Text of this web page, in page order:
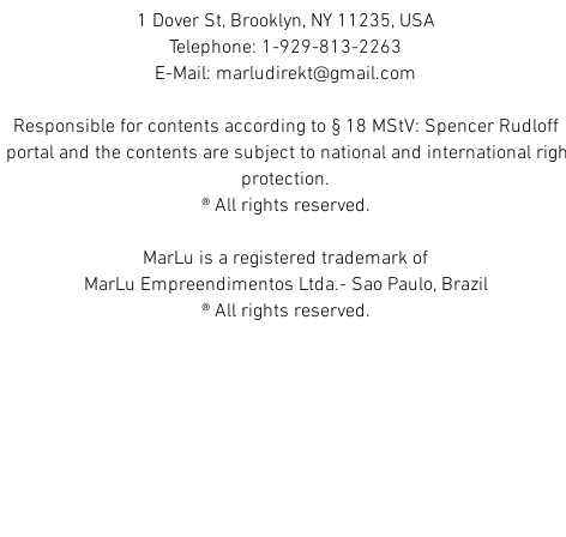
1 Dover St, Brooklyn, NY 11235, USA
Telephone: 1-929-813-2263
E-Mail: marludirekt@gmail.com
Responsible for contents according to § 18 MStV: Spencer Rudloff
portal and the contents are subject to national and international
protection.
® All rights reserved.
MarLu is a registered trademark of
MarLu Empreendimentos Ltda.- Sao Paulo, Brazil
® All rights reserved.